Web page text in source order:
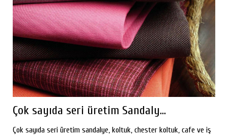
Çok sayıda seri üretim Sandaly...
Çok sayıda seri üretim sandalye, koltuk, chester koltuk, cafe ve iş